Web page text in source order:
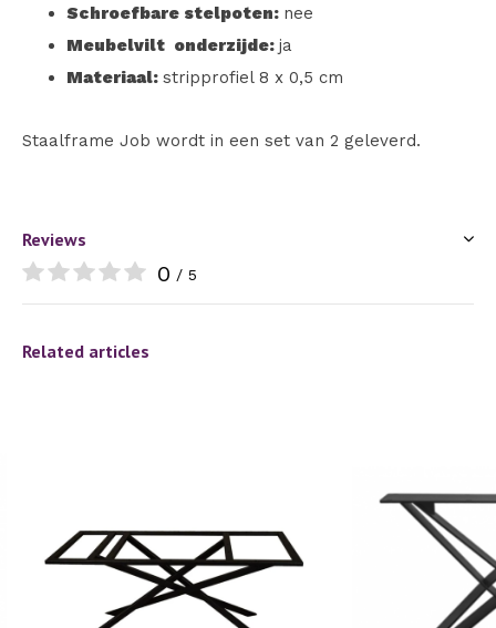
Schroefbare stelpoten: nee
Meubelvilt onderzijde: ja
Materiaal: stripprofiel 8 x 0,5 cm
Staalframe Job wordt in een set van 2 geleverd.
Reviews
0 / 5
Related articles